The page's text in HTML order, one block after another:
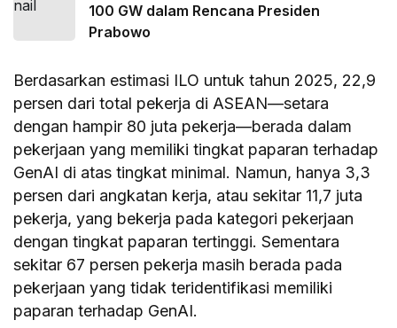
100 GW dalam Rencana Presiden
Prabowo
Berdasarkan estimasi ILO untuk tahun 2025, 22,9
persen dari total pekerja di ASEAN—setara
dengan hampir 80 juta pekerja—berada dalam
pekerjaan yang memiliki tingkat paparan terhadap
GenAI di atas tingkat minimal. Namun, hanya 3,3
persen dari angkatan kerja, atau sekitar 11,7 juta
pekerja, yang bekerja pada kategori pekerjaan
dengan tingkat paparan tertinggi. Sementara
sekitar 67 persen pekerja masih berada pada
pekerjaan yang tidak teridentifikasi memiliki
paparan terhadap GenAI.